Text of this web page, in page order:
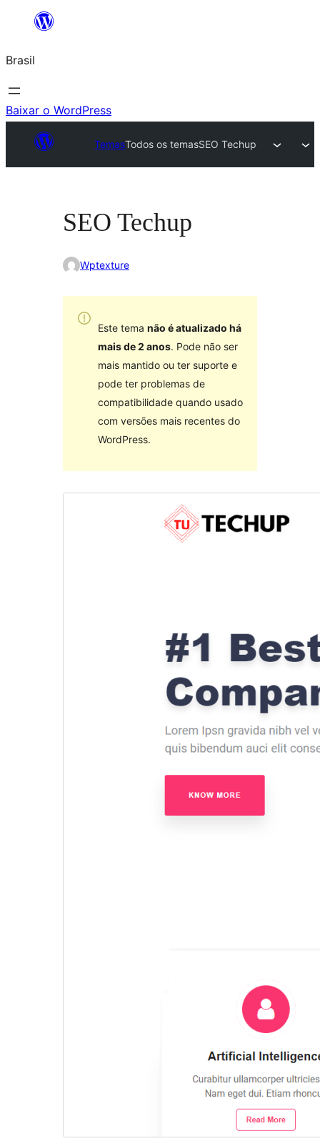
o
conteúdo
Brasil
Baixar o WordPress
TemasTodos os temasSEO Techup
SEO Techup
Wptexture
Este tema não é atualizado há
mais de 2 anos. Pode não ser
mais mantido ou ter suporte e
pode ter problemas de
compatibilidade quando usado
com versões mais recentes do
WordPress.